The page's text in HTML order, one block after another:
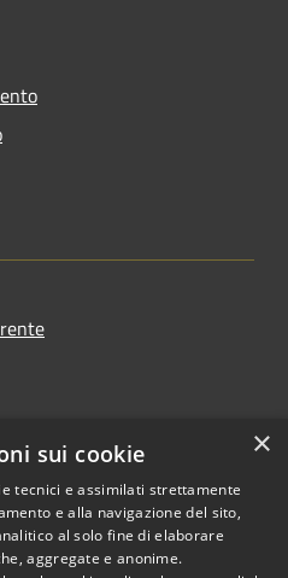
Copyright © 2026 • Comune di
×
sui cookie
tecnici e assimilati strettamente
e alla navigazione del sito,
al solo fine di elaborare
aggregate e anonime.